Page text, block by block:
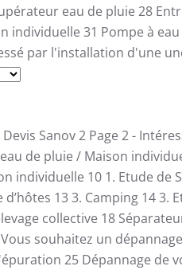
eau de pluie 28
individuelle 31 Pompe à
par l'installation d'une
Sanov2 Page 2 -
de pluie / Maison
individuelle 10 1. Etude de
133. Camping 143.
collective 18
Vous souhaitez un dépannage
25 Dépannage de